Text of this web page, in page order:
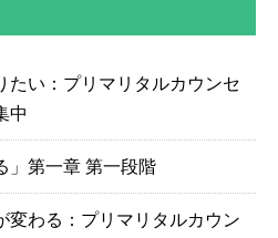
たい：プリマリタルカウンセ
中
」第一章 第一段階
変わる：プリマリタルカウン